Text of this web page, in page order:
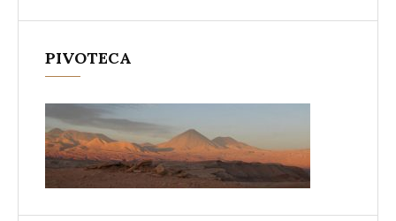
PIVOTECA